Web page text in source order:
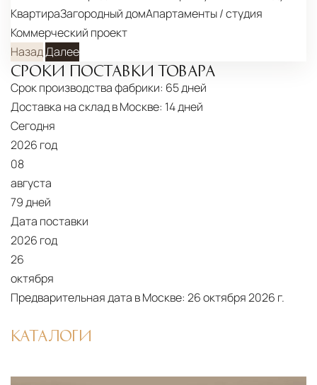
КвартираЗагородный домАпартаменты / студия
Коммерческий проект
НазадДалее
СРОКИ ПОСТАВКИ ТОВАРА
Срок производства фабрики: 65 дней
Доставка на склад в Москве: 14 дней
Сегодня
2026 год
08
августа
79 дней
Дата поставки
2026 год
26
октября
Предварительная дата в Москве: 26 октября 2026 г.
КАТАЛОГИ